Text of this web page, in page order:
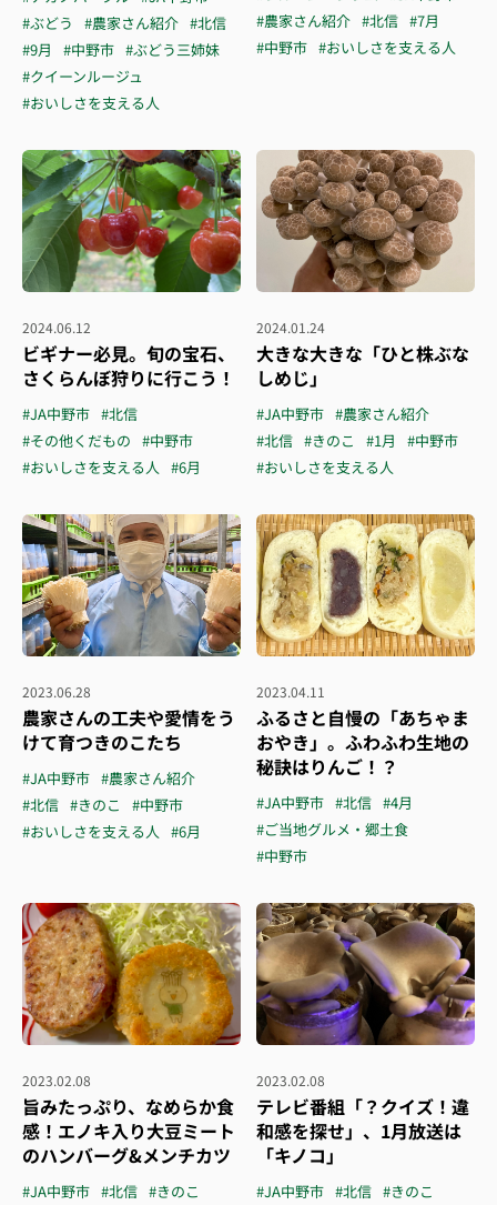
#ぶどう
#農家さん紹介 #北信
#9月
#中野市 #ぶどう三姉妹
#クイーンルージュ
#おいしさを支える人
#農家さん紹介 #北信 #7月
#中野市 #おいしさを支える人
2024.06.12
ビギナー必見。旬の宝石、
さくらんぼ狩りに行こう！
#JA中野市 #北信
#その他くだもの #中野市
#おいしさを支える人 #6月
2024.01.24
大きな大きな「ひと株ぶな
しめじ」
#JA中野市 #農家さん紹介
#北信 #きのこ #1月
#中野市
#おいしさを支える人
2023.06.28
農家さんの工夫や愛情をう
けて育つきのこたち
#JA中野市 #農家さん紹介
#北信 #きのこ
#中野市
#おいしさを支える人 #6月
2023.04.11
ふるさと自慢の「あちゃま
おやき」。ふわふわ生地の
秘訣はりんご！？
#JA中野市 #北信 #4月
#ご当地グルメ・郷土食
#中野市
2023.02.08
旨みたっぷり、なめらか食
感！エノキ入り大豆ミート
のハンバーグ&メンチカツ
#JA中野市 #北信 #きのこ
2023.02.08
テレビ番組「？クイズ！違
和感を探せ」、1月放送は
「キノコ」
#JA中野市 #北信 #きのこ